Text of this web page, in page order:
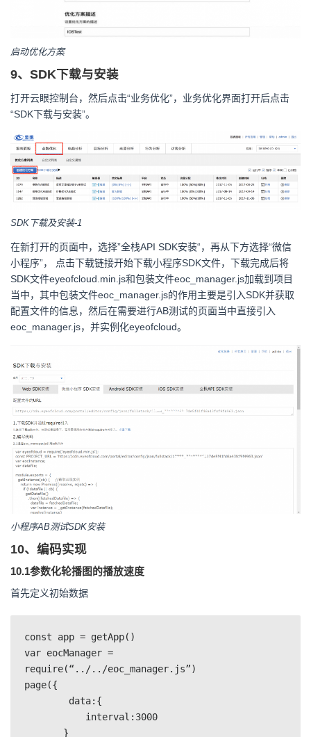
启动优化方案
9、SDK下载与安装
打开云眼控制台，然后点击“业务优化”，业务优化界面打开后点击
“SDK下载与安装”。
SDK下载及安装-1
在新打开的页面中，选择”全栈API SDK安装“，再从下方选择“微信
小程序”， 点击下载链接开始下载小程序SDK文件，下载完成后将
SDK文件eyeofcloud.min.js和包装文件eoc_manager.js加载到项目
当中，其中包装文件eoc_manager.js的作用主要是引入SDK并获取
配置文件的信息，然后在需要进行AB测试的页面当中直接引入
eoc_manager.js，并实例化eyeofcloud。
小程序AB测试SDK安装
10、编码实现
10.1参数化轮播图的播放速度
首先定义初始数据
const app = getApp()
var eocManager =
require(“../../eoc_manager.js”)
page({